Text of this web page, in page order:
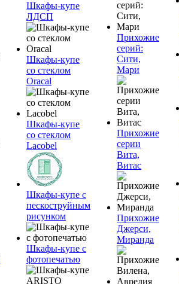
Шкафы-купе
ЛДСП
Шкафы-купе
со стеклом
Oracal
Шкафы-купе
со стеклом
Lacobel
Шкафы-купе с
пескоструйным
рисунком
Шкафы-купе с
фотопечатью
Прихожие
серий:
Сити,
Мари
Прихожие
серии
Вита,
Витас
Прихожие
Джерси,
Миранда